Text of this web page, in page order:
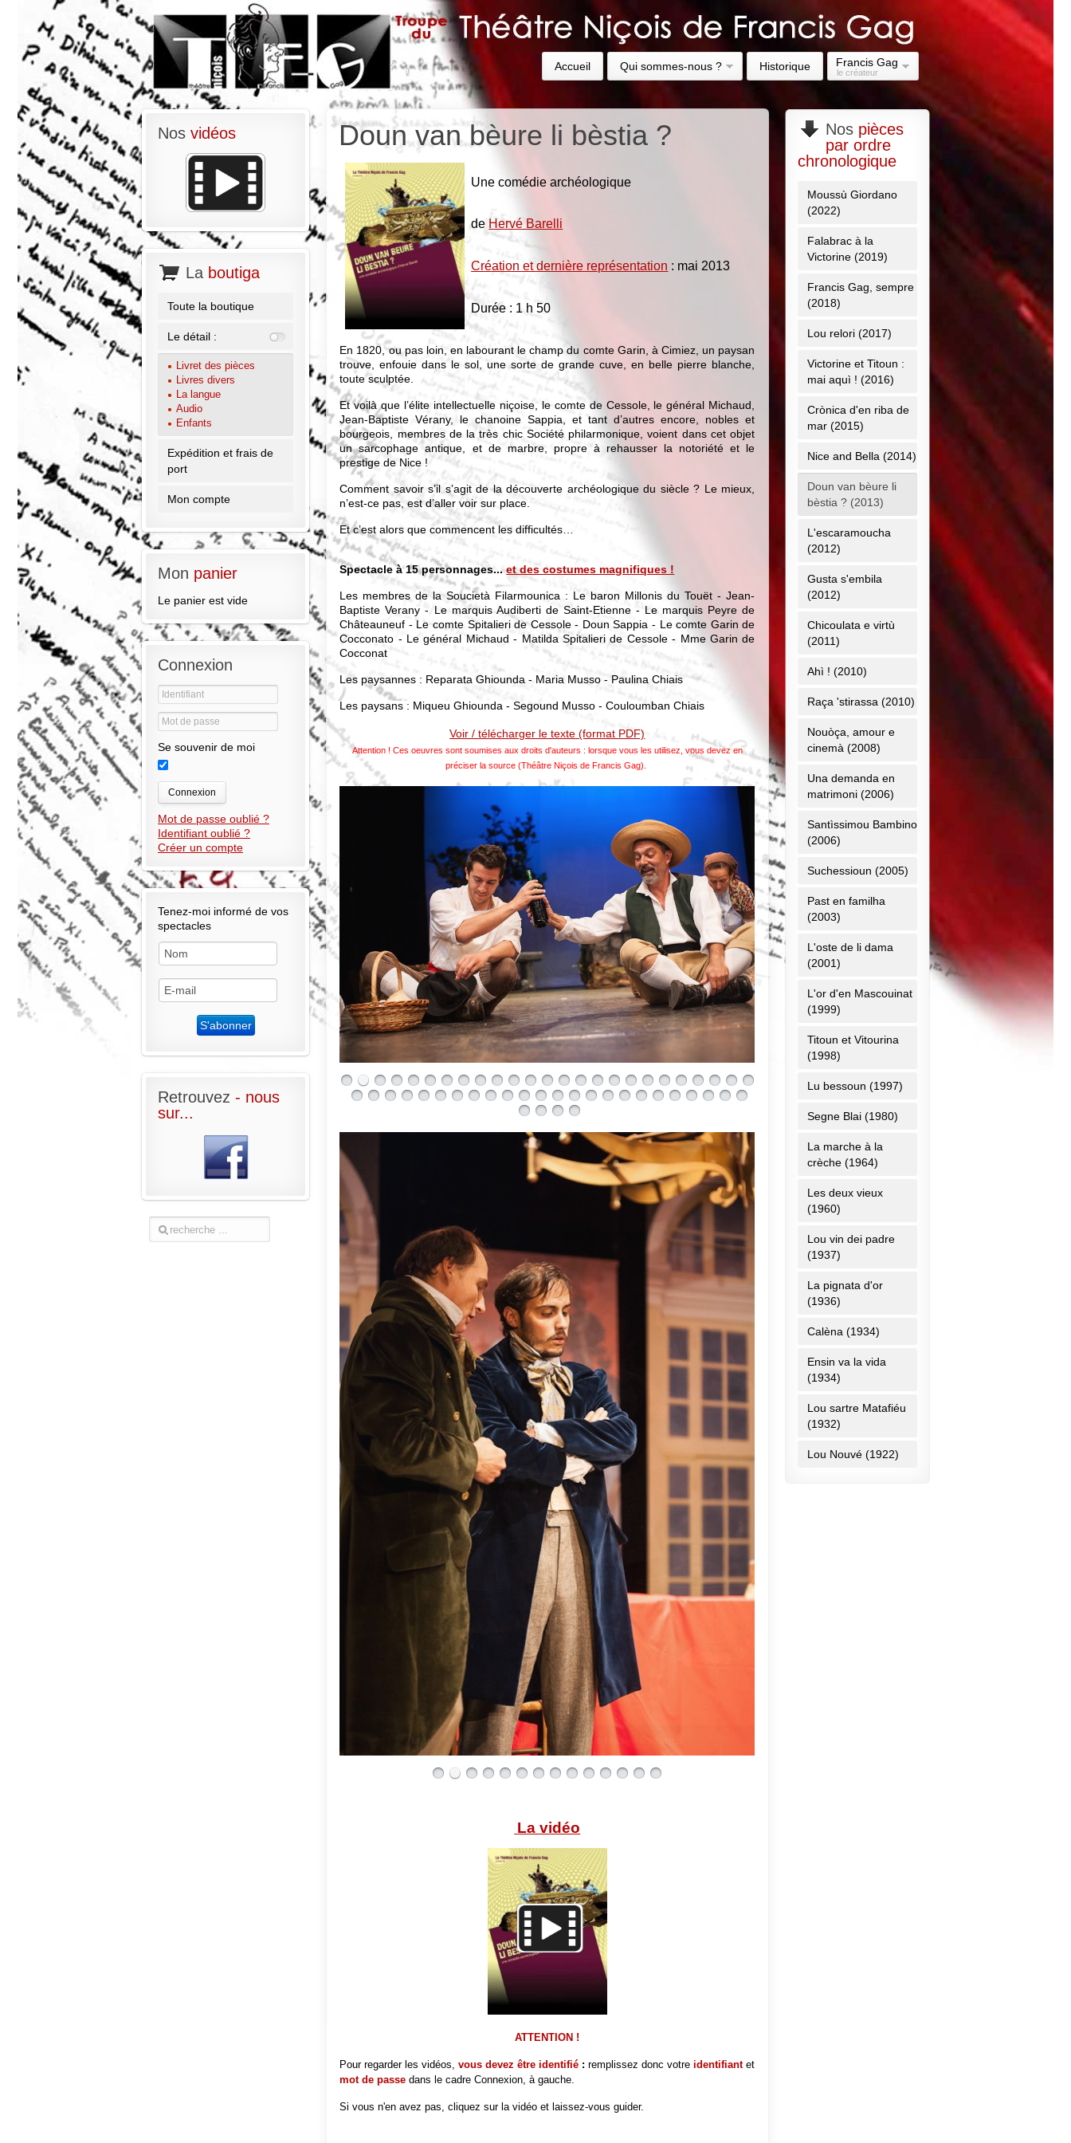
Accueil Qui sommes-nous ? Historique Francis Gag
le créateur
Doun van bèure li bèstia ?
Une comédie archéologique
de Hervé Barelli
Création et dernière représentation : mai 2013
Durée : 1 h 50
En 1820, ou pas loin, en labourant le champ du comte Garin, à Cimiez, un paysan
trouve, enfouie dans le sol, une sorte de grande cuve, en belle pierre blanche,
toute sculptée.
Et voilà que l’élite intellectuelle niçoise, le comte de Cessole, le général Michaud,
Jean-Baptiste Vérany, le chanoine Sappia, et tant d’autres encore, nobles et
bourgeois, membres de la très chic Société philarmonique, voient dans cet objet
un sarcophage antique, et de marbre, propre à rehausser la notoriété et le
prestige de Nice !
Comment savoir s’il s’agit de la découverte archéologique du siècle ? Le mieux,
n’est-ce pas, est d’aller voir sur place.
Et c’est alors que commencent les difficultés…
Spectacle à 15 personnages...et des costumes magnifiques !
Les membres de la Soucietà Filarmounica : Le baron Millonis du Touët - Jean-
Baptiste Verany - Le marquis Audiberti de Saint-Etienne - Le marquis Peyre de
Châteauneuf - Le comte Spitalieri de Cessole - Doun Sappia - Le comte Garin de
Cocconato - Le général Michaud - Matilda Spitalieri de Cessole - Mme Garin de
Cocconat
Les paysannes : Reparata Ghiounda - Maria Musso - Paulina Chiais
Les paysans : Miqueu Ghiounda - Segound Musso - Couloumban Chiais
Voir / télécharger le texte (format PDF)
Attention ! Ces oeuvres sont soumises aux droits d'auteurs : lorsque vous les utilisez, vous devez en
préciser la source (Théâtre Niçois de Francis Gag).
Berchi et Michel Pallanca
Philippe Bono et Jérémie Marçais
La vidéo
ATTENTION !
Pour regarder les vidéos, vous devez être identifié :remplissez donc votre identifiantet
mot de passedans le cadre Connexion, à gauche.
Si vous n'en avez pas, cliquez sur la vidéo et laissez-vous guider.
Nos vidéos
La boutiga
Toute la boutique
Le détail :
Livret des pièces
Livres divers
La langue
Audio
Enfants
Expédition et frais de
port
Mon compte
Mon panier
Le panier est vide
Connexion
Se souvenir de moi
Connexion
Mot de passe oublié ?
Identifiant oublié ?
Créer un compte
Tenez-moi informé de vos
spectacles
Retrouvez - nous
sur...
Nospièces
par ordre
chronologique
Moussù Giordano
(2022)
Falabrac à la
Victorine (2019)
Francis Gag, sempre
(2018)
Lou relori (2017)
Victorine et Titoun :
mai aquì ! (2016)
Crònica d'en riba de
mar (2015)
Nice and Bella (2014)
Doun van bèure li
bèstia ? (2013)
L'escaramoucha
(2012)
Gusta s'embila
(2012)
Chicoulata e virtù
(2011)
Ahì ! (2010)
Raça 'stirassa (2010)
Nouòça, amour e
cinemà (2008)
Una demanda en
matrimoni (2006)
Santìssimou Bambino
(2006)
Suchessioun (2005)
Past en familha
(2003)
L'oste de li dama
(2001)
L'or d'en Mascouinat
(1999)
Titoun et Vitourina
(1998)
Lu bessoun (1997)
Segne Blai (1980)
La marche à la
crèche (1964)
Les deux vieux
(1960)
Lou vin dei padre
(1937)
La pignata d'or
(1936)
Calèna (1934)
Ensin va la vida
(1934)
Lou sartre Matafiéu
(1932)
Lou Nouvé (1922)